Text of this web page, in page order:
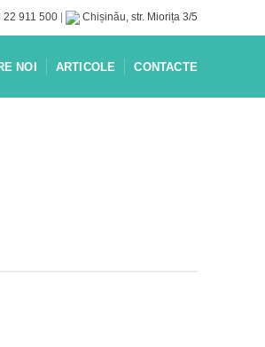
22 911 500 Chișinău, str. Miorița 3/5
NOI ARTICOLE CONTACTE